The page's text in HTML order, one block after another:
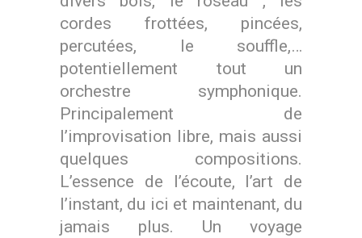
cordes frottées, pincées,
percutées, le souffle,…
potentiellement tout un
orchestre symphonique.
Principalement de
l’improvisation libre, mais aussi
quelques compositions.
L’essence de l’écoute, l’art de
l’instant, du ici et maintenant, du
jamais plus. Un voyage